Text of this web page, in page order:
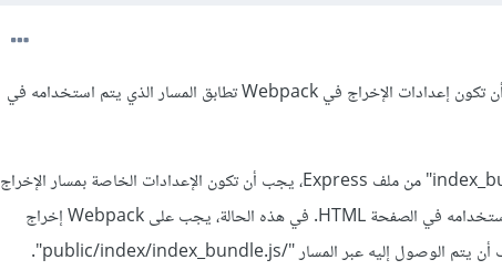
المشكلة في إعدادات Webpack. يجب أن تكون إعدادات الإخراج في Webpack تطابق المسار الذي يتم استخدامه في
عندما تحاول الوصول إلى ملف "index_bundle.js" من ملف Express، يجب أن تكون الإعدادات الخاصة بمسار الإخراج
في Webpack مطابقة للمسار الذي يتم استخدامه في الصفحة HTML. في هذه الحالة، يجب على Webpack إخراج